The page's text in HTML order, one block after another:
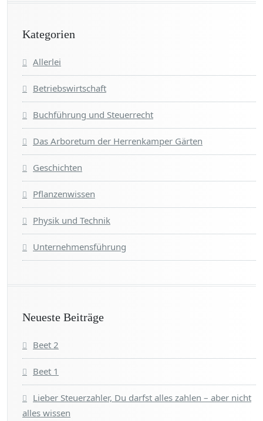
Kategorien
Allerlei
Betriebswirtschaft
Buchführung und Steuerrecht
Das Arboretum der Herrenkamper Gärten
Geschichten
Pflanzenwissen
Physik und Technik
Unternehmensführung
Neueste Beiträge
Beet 2
Beet 1
Lieber Steuerzahler, Du darfst alles zahlen – aber nicht
alles wissen